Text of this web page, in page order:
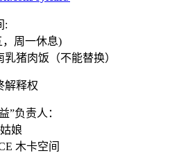
:
，周一休息)
乳猪肉饭（不能替换）
解释权
”负责人：
娘
木卡空间